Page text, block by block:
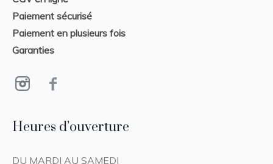
Paiement sécurisé
Paiement en plusieurs fois
Garanties
Heures d’ouverture
DU MARDI AU SAMEDI